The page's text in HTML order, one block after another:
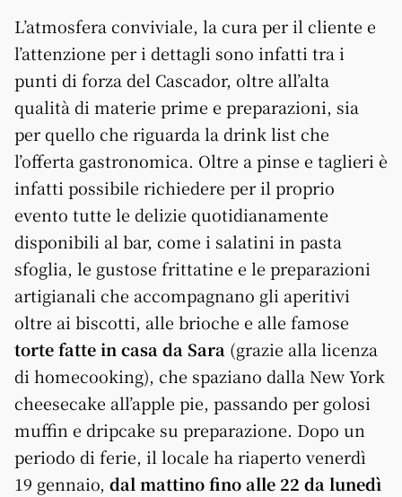
L’atmosfera conviviale, la cura per il cliente e
l’attenzione per i dettagli sono infatti tra i
punti di forza del Cascador, oltre all’alta
qualità di materie prime e preparazioni, sia
per quello che riguarda la drink list che
l’offerta gastronomica. Oltre a pinse e taglieri è
infatti possibile richiedere per il proprio
evento tutte le delizie quotidianamente
disponibili al bar, come i salatini in pasta
sfoglia, le gustose frittatine e le preparazioni
artigianali che accompagnano gli aperitivi
oltre ai biscotti, alle brioche e alle famose
torte fatte in casa da Sara (grazie alla licenza
di homecooking), che spaziano dalla New York
cheesecake all’apple pie, passando per golosi
muffin e dripcake su preparazione. Dopo un
periodo di ferie, il locale ha riaperto venerdì
19 gennaio, dal mattino fino alle 22 da lunedì